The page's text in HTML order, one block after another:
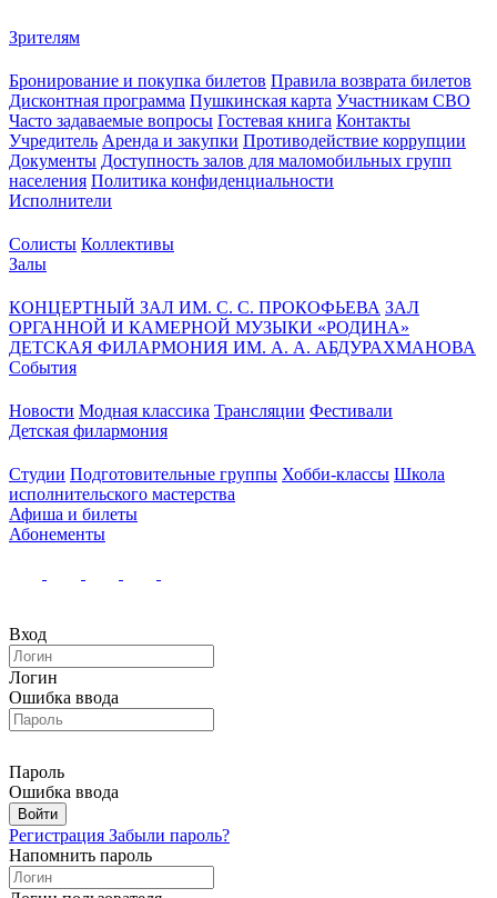
Зрителям
Бронирование и покупка билетов Правила возврата билетов
Дисконтная программа Пушкинская карта Участникам СВО
Часто задаваемые вопросы Гостевая книга Контакты
Учредитель Аренда и закупки Противодействие коррупции
Документы Доступность залов для маломобильных групп
населения Политика конфиденциальности
Исполнители
Солисты Коллективы
Залы
КОНЦЕРТНЫЙ ЗАЛ ИМ. С. С. ПРОКОФЬЕВА ЗАЛ
ОРГАННОЙ И КАМЕРНОЙ МУЗЫКИ «РОДИНА»
ДЕТСКАЯ ФИЛАРМОНИЯ ИМ. А. А. АБДУРАХМАНОВА
События
Новости Модная классика Трансляции Фестивали
Детская филармония
Студии Подготовительные группы Хобби-классы Школа
исполнительского мастерства
Афиша и билеты
Абонементы
Вход
Логин
Ошибка ввода
Пароль
Ошибка ввода
Войти
Регистрация Забыли пароль?
Напомнить пароль